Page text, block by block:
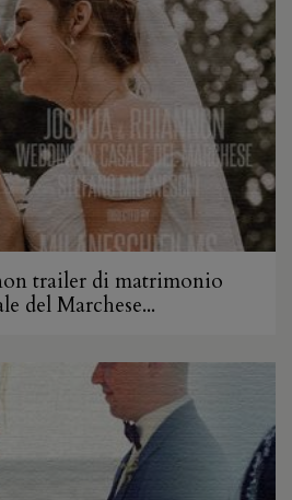
trailer di matrimonio
del Marchese...